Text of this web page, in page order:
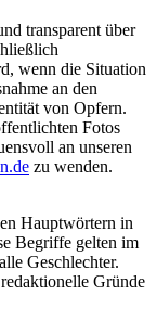
transparent über
wenn die Situation
an den
von Opfern.
Fotos
an unseren
zu wenden.
Hauptwörtern in
Begriffe gelten im
Geschlechter.
Gründe